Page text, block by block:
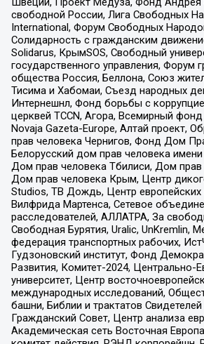
свободной России, Лига Свободных
International, Форум Свободных
Солидарность с гражданским
Solidarus, КрымSOS, Свободный
государственного управления, Форум
общества Россия, Беллона, Союз
Тисима и Хабомаи, Съезд народных
Интернешнл, Фонд борьбы с
церквей TCCN, Агора, Всемирный
Novaja Gazeta-Europe, Алтай проект,
прав человека Чернигов, Фонд Дом
Белорусский дом прав человека
Дом прав человека Тбилиси, Дом прав
Дом прав человека Крым, Центр
Studios, ТВ Дождь, Центр европейских
Вилфрида Мартенса, Сетевое
расследователей, АЛЛАТРА, За
Свободная Бурятия, Uralic, UnKremlin,
федерация транспортных рабочих,
Гудзоновский институт, Фонд
Развития, Комитет-2024, Центрально-
университет, Центр
международных исследований,
башни, Библии и трактатов
Гражданский Совет, Центр анализа
Академическая сеть Восточная